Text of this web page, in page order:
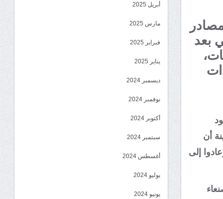
بعد
أن
إلى
أبريل 2025
مارس 2025
فبراير 2025
يناير 2025
ديسمبر 2024
نوفمبر 2024
أكتوبر 2024
سبتمبر 2024
أغسطس 2024
يوليو 2024
يونيو 2024